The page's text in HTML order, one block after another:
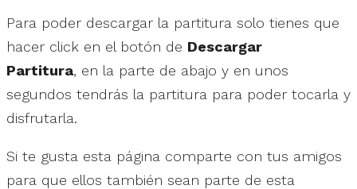
Para poder descargar la partitura solo tienes que
hacer click en el botón de Descargar
Partitura, en la parte de abajo y en unos
segundos tendrás la partitura para poder tocarla y
disfrutarla.
Si te gusta esta página comparte con tus amigos
para que ellos también sean parte de esta